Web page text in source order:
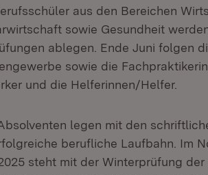
aus den Bereichen
sowie Gesundheit
ablegen. Ende Juni folgen
sowie die
und die Helferinnen/Helfer.
legen mit den
berufliche Laufbahn. Im
steht mit der Winterprüfung der